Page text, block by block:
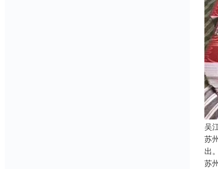
吴
苏
出
苏